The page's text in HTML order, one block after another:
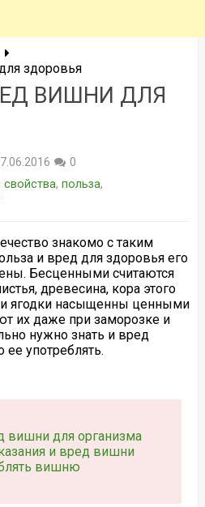
здоровья
ВИШНИ ДЛЯ
0
, польза,
знакомо с таким
и вред для здоровья его
Бесценными считаются
древесина, кора этого
ягодки насыщенны ценными
их даже при заморозке и
нужно знать и вред
употреблять.
вишни для организма
и вред вишни
вишню